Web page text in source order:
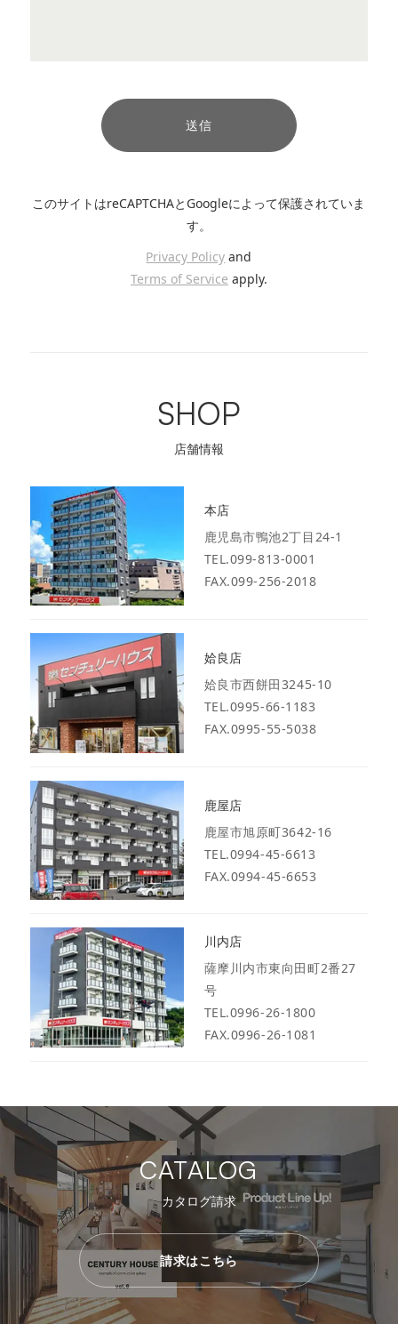
このサイトはreCAPTCHAとGoogleによって保護されていま
す。
Privacy Policy and
Terms of Service apply.
SHOP
店舗情報
本店
鹿児島市鴨池2丁目24-1
TEL.099-813-0001
FAX.099-256-2018
姶良店
姶良市西餅田3245-10
TEL.0995-66-1183
FAX.0995-55-5038
鹿屋店
鹿屋市旭原町3642-16
TEL.0994-45-6613
FAX.0994-45-6653
川内店
薩摩川内市東向田町2番27
号
TEL.0996-26-1800
FAX.0996-26-1081
CATALOG
カタログ請求
請求はこちら